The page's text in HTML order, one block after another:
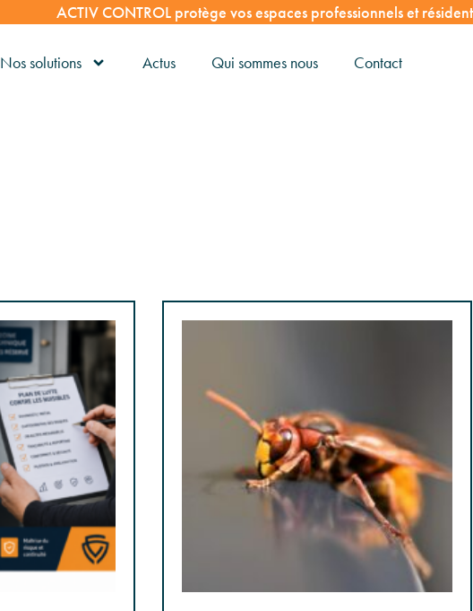
ACTIV CONTROL protège vos espaces professionnels et
Nos solutions Actus Qui sommes nous Contact